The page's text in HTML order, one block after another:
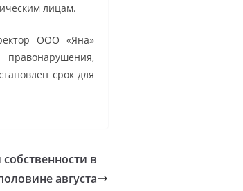
лицам.
ООО «Яна»
срок для
в
августа